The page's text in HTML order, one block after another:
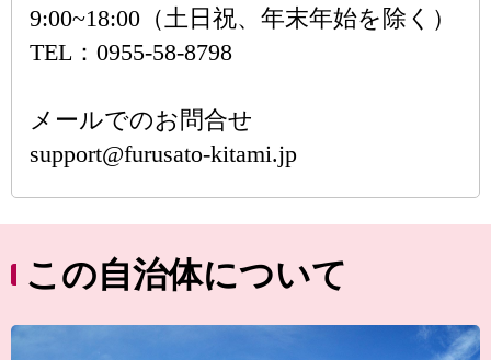
9:00~18:00（土日祝、年末年始を除く）
TEL：0955-58-8798
メールでのお問合せ
support@furusato-kitami.jp
この自治体について